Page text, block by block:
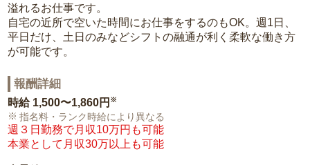
溢れるお仕事です。
自宅の近所で空いた時間にお仕事をするのもOK。週1日、
平日だけ、土日のみなどシフトの融通が利く柔軟な働き方
が可能です。
報酬詳細
時給 1,500〜1,860円 ※
指名料・ランク時給により異なる
週３日勤務で月収10万円も可能
本業として月収30万以上も可能